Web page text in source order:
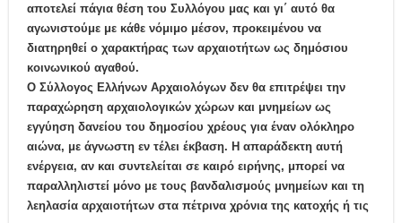
αποτελεί πάγια θέση του Συλλόγου μας και γι΄ αυτό θα
αγωνιστούμε με κάθε νόμιμο μέσον, προκειμένου να
διατηρηθεί ο χαρακτήρας των αρχαιοτήτων ως δημόσιου
κοινωνικού αγαθού.
Ο Σύλλογος Ελλήνων Αρχαιολόγων δεν θα επιτρέψει την
παραχώρηση αρχαιολογικών χώρων και μνημείων ως
εγγύηση δανείου του δημοσίου χρέους για έναν ολόκληρο
αιώνα, με άγνωστη εν τέλει έκβαση. Η απαράδεκτη αυτή
ενέργεια, αν και συντελείται σε καιρό ειρήνης, μπορεί να
παραλληλιστεί μόνο με τους βανδαλισμούς μνημείων και τη
λεηλασία αρχαιοτήτων στα πέτρινα χρόνια της κατοχής ή τις